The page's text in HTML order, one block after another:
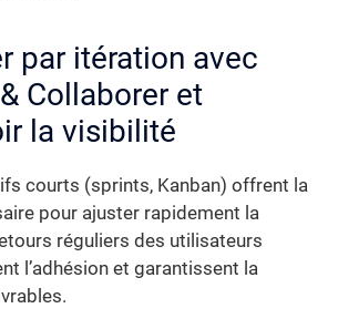
par itération avec
Collaborer et
la visibilité
courts (sprints, Kanban) offrent la
pour ajuster rapidement la
réguliers des utilisateurs
l’adhésion et garantissent la